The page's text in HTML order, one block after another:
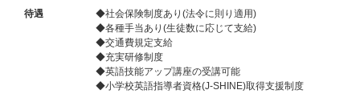
待遇
◆社会保険制度あり(法令に則り適用)
◆各種手当あり(生徒数に応じて支給)
◆交通費規定支給
◆充実研修制度
◆英語技能アップ講座の受講可能
◆小学校英語指導者資格(J-SHINE)取得支援制度